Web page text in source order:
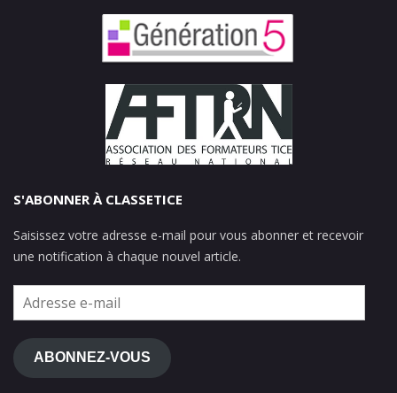
S'ABONNER À CLASSETICE
Saisissez votre adresse e-mail pour vous abonner et recevoir
une notification à chaque nouvel article.
Adresse
mail
ABONNEZ-VOUS